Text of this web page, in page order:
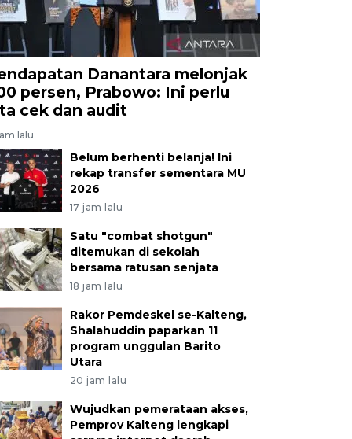
Danantara melonjak
persen, Prabowo: Ini perlu
cek dan audit
lalu
Belum berhenti belanja! Ini
rekap transfer sementara MU
2026
17 jam lalu
Satu "combat shotgun"
ditemukan di sekolah
bersama ratusan senjata
18 jam lalu
Rakor Pemdeskel se-Kalteng,
Shalahuddin paparkan 11
program unggulan Barito
Utara
20 jam lalu
Wujudkan pemerataan akses,
Pemprov Kalteng lengkapi